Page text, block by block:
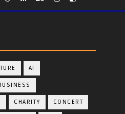
AI
CHARITY CONCERT